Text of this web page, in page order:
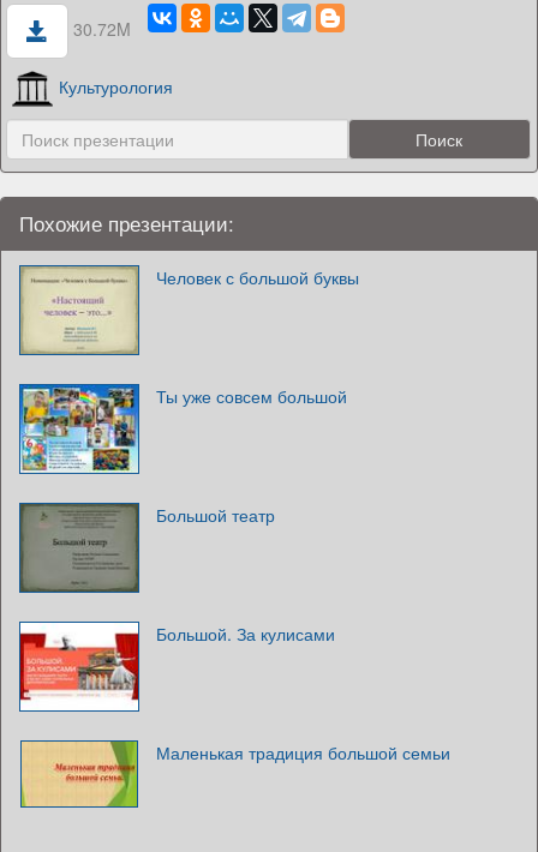
30.72M
Культурология
Похожие презентации:
Человек с большой буквы
Ты уже совсем большой
Большой театр
Большой. За кулисами
Маленькая традиция большой семьи